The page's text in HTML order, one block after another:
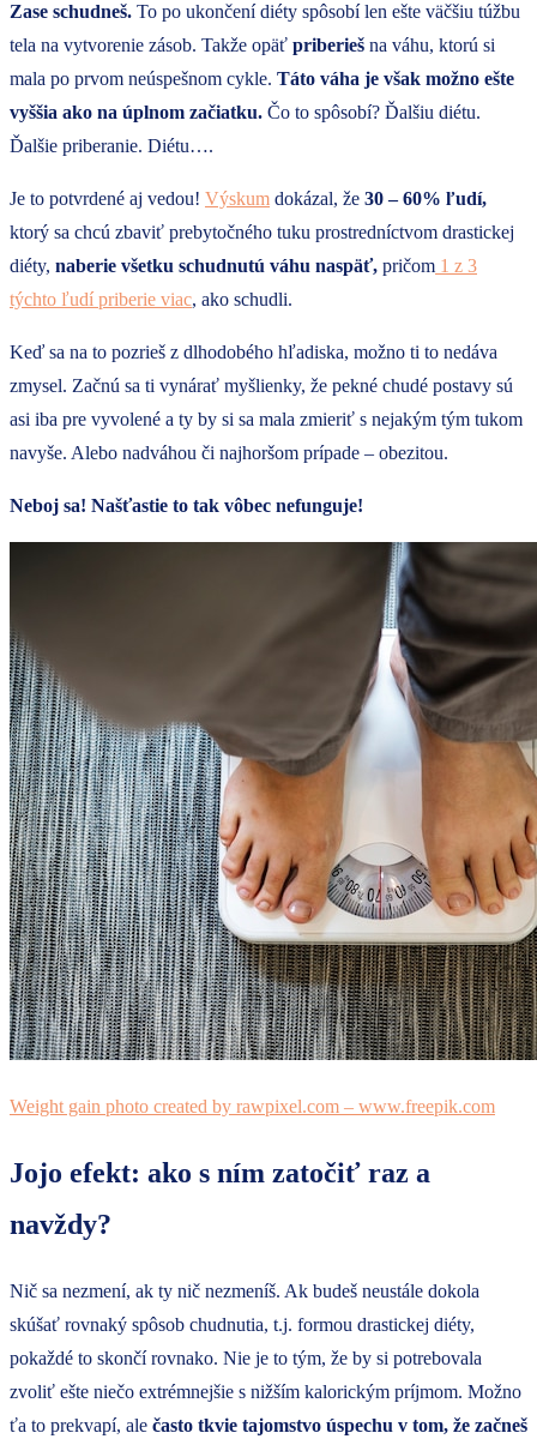
Zase schudneš. To po ukončení diéty spôsobí len ešte väčšiu túžbu
tela na vytvorenie zásob. Takže opäť priberieš na váhu, ktorú si
mala po prvom neúspešnom cykle. Táto váha je však možno ešte
vyššia ako na úplnom začiatku. Čo to spôsobí? Ďalšiu diétu.
Ďalšie priberanie. Diétu….
Je to potvrdené aj vedou! Výskum dokázal, že 30 – 60% ľudí,
ktorý sa chcú zbaviť prebytočného tuku prostredníctvom drastickej
diéty, naberie všetku schudnutú váhu naspäť, pričom 1 z 3
týchto ľudí priberie viac, ako schudli.
Keď sa na to pozrieš z dlhodobého hľadiska, možno ti to nedáva
zmysel. Začnú sa ti vynárať myšlienky, že pekné chudé postavy sú
asi iba pre vyvolené a ty by si sa mala zmieriť s nejakým tým tukom
navyše. Alebo nadváhou či najhoršom prípade – obezitou.
Neboj sa! Našťastie to tak vôbec nefunguje!
Weight gain photo created by rawpixel.com – www.freepik.com
Jojo efekt: ako s ním zatočiť raz a
navždy?
Nič sa nezmení, ak ty nič nezmeníš. Ak budeš neustále dokola
skúšať rovnaký spôsob chudnutia, t.j. formou drastickej diéty,
pokaždé to skončí rovnako. Nie je to tým, že by si potrebovala
zvoliť ešte niečo extrémnejšie s nižším kalorickým príjmom. Možno
ťa to prekvapí, ale často tkvie tajomstvo úspechu v tom, že začneš